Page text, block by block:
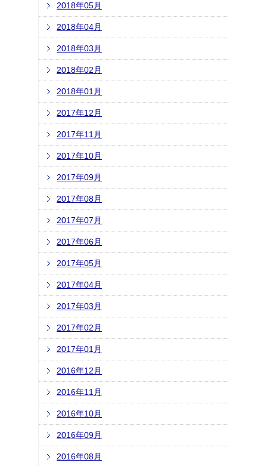
2018年05月
2018年04月
2018年03月
2018年02月
2018年01月
2017年12月
2017年11月
2017年10月
2017年09月
2017年08月
2017年07月
2017年06月
2017年05月
2017年04月
2017年03月
2017年02月
2017年01月
2016年12月
2016年11月
2016年10月
2016年09月
2016年08月